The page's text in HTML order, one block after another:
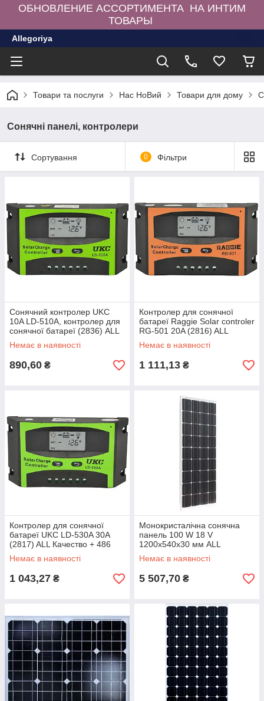
ОБНОВЛЕНИЕ АССОРТИМЕНТА НА ИНТИМ
ТОВАРЫ
Allegoriya
Товари та послуги Нас НоВий Товари для дому
Сонячні панелі, контролери
Сортування 0 Фільтри
Сонячний контролер UKC
10A LD-510A, контролер для
сонячної батареї (2836) ALL
Качество + 95
Немає в наявності
890,60 ₴
Контролер для сонячної
батареї Raggie Solar controler
RG-501 20A (2816) ALL
Качество + 221
Немає в наявності
1 111,13 ₴
Контролер для сонячної
батареї UKC LD-530A 30A
(2817) ALL Качество + 486
Немає в наявності
1 043,27 ₴
Монокристалічна сонячна
панель 100 W 18 V
1200x540x30 мм ALL
Качество + 3654
Немає в наявності
5 507,70 ₴